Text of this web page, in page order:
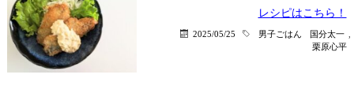
レシピはこちら！
2025/05/25 男子ごはん 国分太一
栗原心平